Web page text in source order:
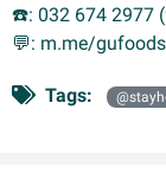
☎️: 032 674 2977
💬: m.me/gufoods
Tags: